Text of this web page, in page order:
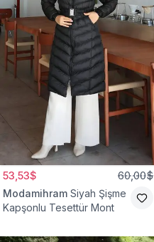
53,53$ 60,00$
Modamihram Siyah Şişme
Kapşonlu Tesettür Mont